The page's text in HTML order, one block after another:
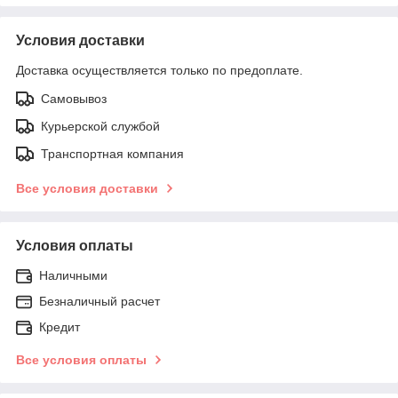
Условия доставки
Доставка осуществляется только по предоплате.
Самовывоз
Курьерской службой
Транспортная компания
Все условия доставки
Условия оплаты
Наличными
Безналичный расчет
Кредит
Все условия оплаты